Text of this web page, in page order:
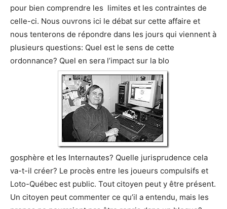
pour bien comprendre les limites et les contraintes de
celle-ci. Nous ouvrons ici le débat sur cette affaire et
nous tenterons de répondre dans les jours qui viennent à
plusieurs questions: Quel est le sens de cette
ordonnance? Quel en sera l’impact sur la blo
gosphère et les Internautes? Quelle jurisprudence cela
va-t-il créer? Le procès entre les joueurs compulsifs et
Loto-Québec est public. Tout citoyen peut y être présent.
Un citoyen peut commenter ce qu’il a entendu, mais les